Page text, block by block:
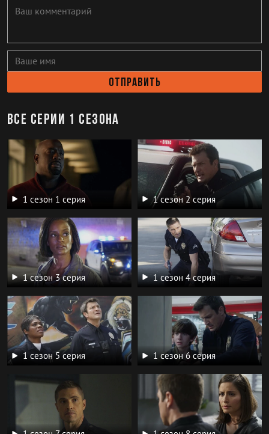
Отправить
Все серии 1 сезона
1 сезон 1 серия 1 сезон 2 серия
1 сезон 3 серия 1 сезон 4 серия
1 сезон 5 серия 1 сезон 6 серия